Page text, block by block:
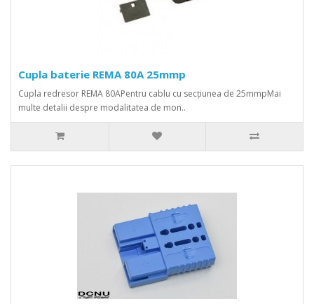
Cupla baterie REMA 80A 25mmp
Cupla redresor REMA 80APentru cablu cu secțiunea de 25mmpMai
multe detalii despre modalitatea de mon..